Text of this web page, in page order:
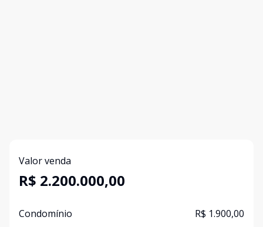
Valor venda
R$ 2.200.000,00
Condomínio R$ 1.900,00